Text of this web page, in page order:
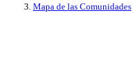
Mapa de las Comunidades